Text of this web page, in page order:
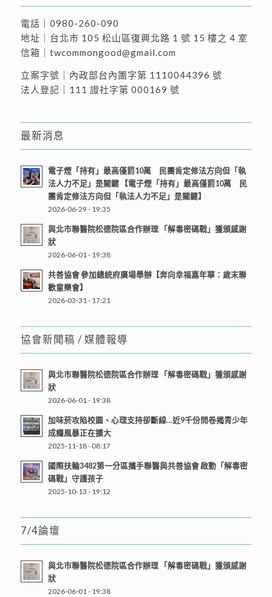
電話｜ 0980-260-090
地址｜ 台北市 105 松山區復興北路 1 號 15 樓之 4 室
信箱｜ twcommongood@gmail.com
立案字號｜內政部台內團字第 1110044396 號
法人登記｜111 證社字第 000169 號
最新消息
電子煙「持有」最高僅罰10萬 民團肯定修法方向但「執
法人力不足」是關鍵 【電子煙「持有」最高僅罰10萬 民
團肯定修法方向但「執法人力不足」是關鍵】
2026-06-29 - 19:35
與北市聯醫院松德院區合作辦理 「解毒密碼戰」獲頒感謝
狀
2026-06-01 - 19:38
共善協會 參加總統府廣場舉辦【奔向幸福嘉年華：歲末聯
歡童樂會】
2026-03-31 - 17:21
協會新聞稿 / 媒體報導
與北市聯醫院松德院區合作辦理 「解毒密碼戰」獲頒感謝
狀
2026-06-01 - 19:38
加味菸攻陷校園、心理支持卻斷線…近9千份問卷揭青少年
成癮風暴正在擴大
2025-11-18 - 08:17
國際扶輪3482第一分區攜手聯醫與共善協會 啟動「解毒密
碼戰」守護孩子
2025-10-13 - 19:12
7/4論壇
與北市聯醫院松德院區合作辦理 「解毒密碼戰」獲頒感謝
狀
2026-06-01 - 19:38